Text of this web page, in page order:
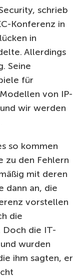
schrieb
Konferenz in
in
Allerdings
Seine
für
von IP-
wir werden
so kommen
zu den Fehlern
mit deren
dann an, die
vorstellen
die
Doch die IT-
wurden
ihm sagten, er